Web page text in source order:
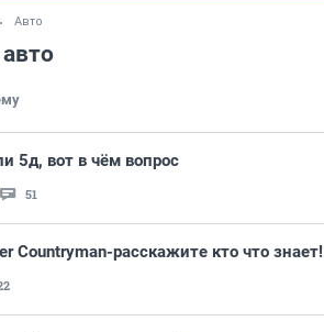
Авто
5д, вот в чём вопрос
51
Countryman-расскажите кто что знает!